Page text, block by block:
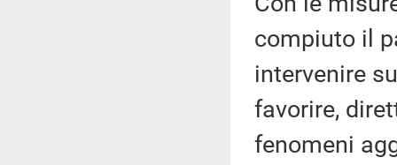
compiuto il
intervenire
favorire,
fenomeni